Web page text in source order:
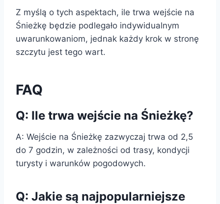
Z myślą o tych aspektach, ile trwa wejście na
Śnieżkę będzie podlegało indywidualnym
uwarunkowaniom, jednak każdy krok w stronę
szczytu jest tego wart.
FAQ
Q: Ile trwa wejście na Śnieżkę?
A: Wejście na Śnieżkę zazwyczaj trwa od 2,5
do 7 godzin, w zależności od trasy, kondycji
turysty i warunków pogodowych.
Q: Jakie są najpopularniejsze